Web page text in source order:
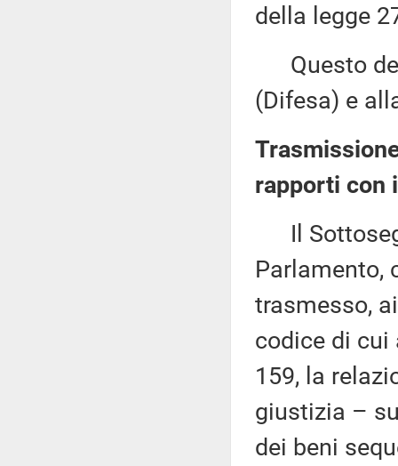
della legge
Questo
(Difesa) e
rapporti con
Il
Parlamento,
trasmesso,
codice di cui
159, la
giustizia –
dei beni